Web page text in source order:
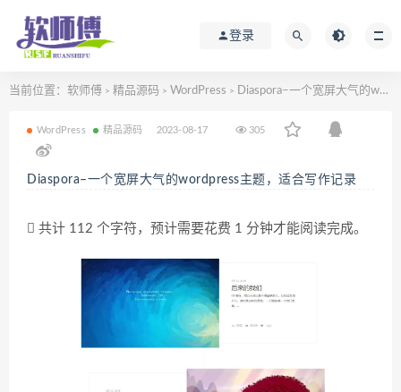
登录
当前位置： 软师傅 > 精品源码 > WordPress > Diaspora–一个宽屏大气的wordpress主题，适合写作记录
WordPress 精品源码 2023-08-17 305
Diaspora–一个宽屏大气的wordpress主题，适合写作记录
共计 112 个字符，预计需要花费 1 分钟才能阅读完成。